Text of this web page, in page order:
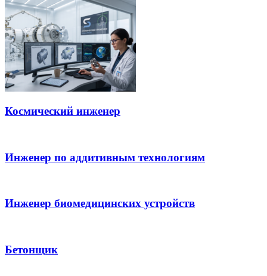
Космический инженер
Инженер по аддитивным технологиям
Инженер биомедицинских устройств
Бетонщик